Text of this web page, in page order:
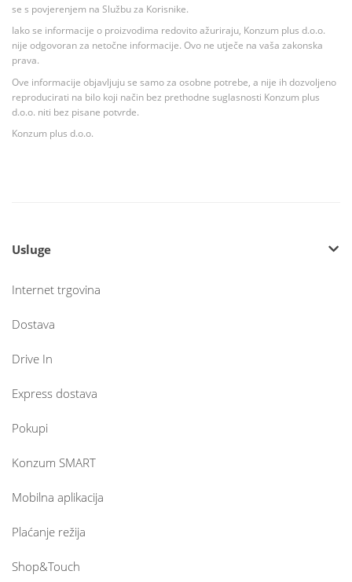
se s povjerenjem na Službu za Korisnike.
Iako se informacije o proizvodima redovito ažuriraju, Konzum plus d.o.o.
nije odgovoran za netočne informacije. Ovo ne utječe na vaša zakonska
prava.
Ove informacije objavljuju se samo za osobne potrebe, a nije ih dozvoljeno
reproducirati na bilo koji način bez prethodne suglasnosti Konzum plus
d.o.o. niti bez pisane potvrde.
Konzum plus d.o.o.
Usluge
Internet trgovina
Dostava
Drive In
Express dostava
Pokupi
Konzum SMART
Mobilna aplikacija
Plaćanje režija
Shop&Touch